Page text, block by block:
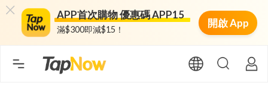
APP首次購物 優惠碼 APP15
滿$300即減$15！
開啟 App